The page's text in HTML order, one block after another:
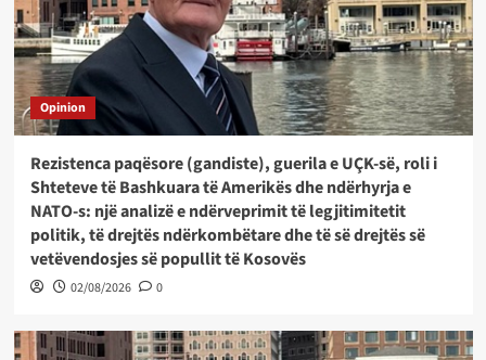
Opinion
Rezistenca paqësore (gandiste), guerila e UÇK-së, roli i
Shteteve të Bashkuara të Amerikës dhe ndërhyrja e
NATO-s: një analizë e ndërveprimit të legjitimitetit
politik, të drejtës ndërkombëtare dhe të së drejtës së
vetëvendosjes së popullit të Kosovës
02/08/2026 0